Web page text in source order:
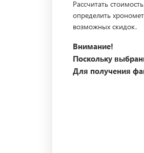
Рассчитать
определить
возможных скидок.
Внимание!
Поскольку
Для получения